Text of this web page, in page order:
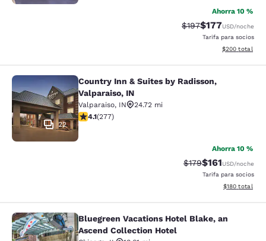
Ahorra 10 %
Precio tachado:
$197Precio con
$177USD/noche
Tarifa para socios
Ver detalles
$200 total
Country Inn & Suites by Radisson,
22
Country Inn & Suites by Radisson,
Valparaiso, IN
Valparaiso, IN
24.72 mi
calificación de 4.14 estrellas. Muy bueno. 277 reseñas
4.1(277)
Ahorra 10 %
Precio tachado:
$179Precio con
$161USD/noche
Tarifa para socios
Ver detalles
$180 total
Bluegreen Vacations Hotel Blake,
Bluegreen Vacations Hotel Blake, an
Ascend Collection Hotel